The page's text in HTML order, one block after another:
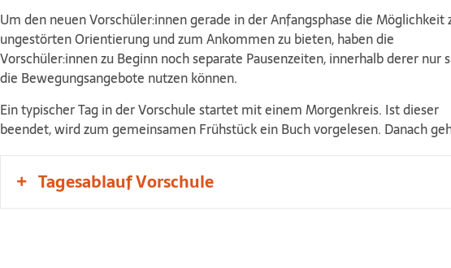
Um den neuen Vorschüler:innen gerade in der Anfangsphase die Möglichkeit
ungestörten Orientierung und zum Ankommen zu bieten, haben die
Vorschüler:innen zu Beginn noch separate Pausenzeiten, innerhalb derer nur
die Bewegungsangebote nutzen können.
Ein typischer Tag in der Vorschule startet mit einem Morgenkreis. Ist dieser
beendet, wird zum gemeinsamen Frühstück ein Buch vorgelesen. Danach
Tagesablauf Vorschule